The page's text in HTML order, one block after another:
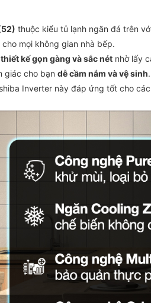
thuộc kiểu tủ lạnh ngăn đá trên
mọi không gian nhà bếp.
thiết kế gọn gàng và sắc nét nhờ lấy
giác cho bạn dễ cầm nắm và vệ sinh.
Inverter này đáp ứng tốt cho